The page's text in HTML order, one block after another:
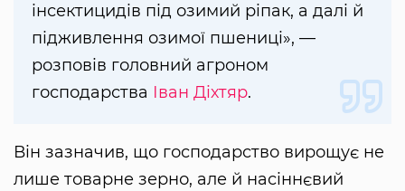
інсектицидів під озимий ріпак, а далі й
підживлення озимої пшениці», —
розповів головний агроном
господарства Іван Діхтяр.
Він зазначив, що господарство вирощує не
лише товарне зерно, але й насіннєвий